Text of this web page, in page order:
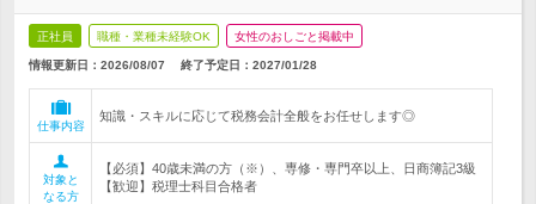
正社員 職種・業種未経験OK 女性のおしごと掲載中
情報更新日：2026/08/07 終了予定日： 2027/01/28
仕事内容
知識・スキルに応じて税務会計全般をお任せします◎
対象と
なる方
【必須】40歳未満の方（※）、専修・専門卒以上、日商簿記3級
【歓迎】税理士科目合格者